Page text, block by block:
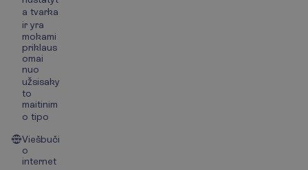
a tvarka
ir yra
mokami
priklaus
omai
nuo
užsisaky
to
maitinim
o tipo
Viešbuči
o
internet